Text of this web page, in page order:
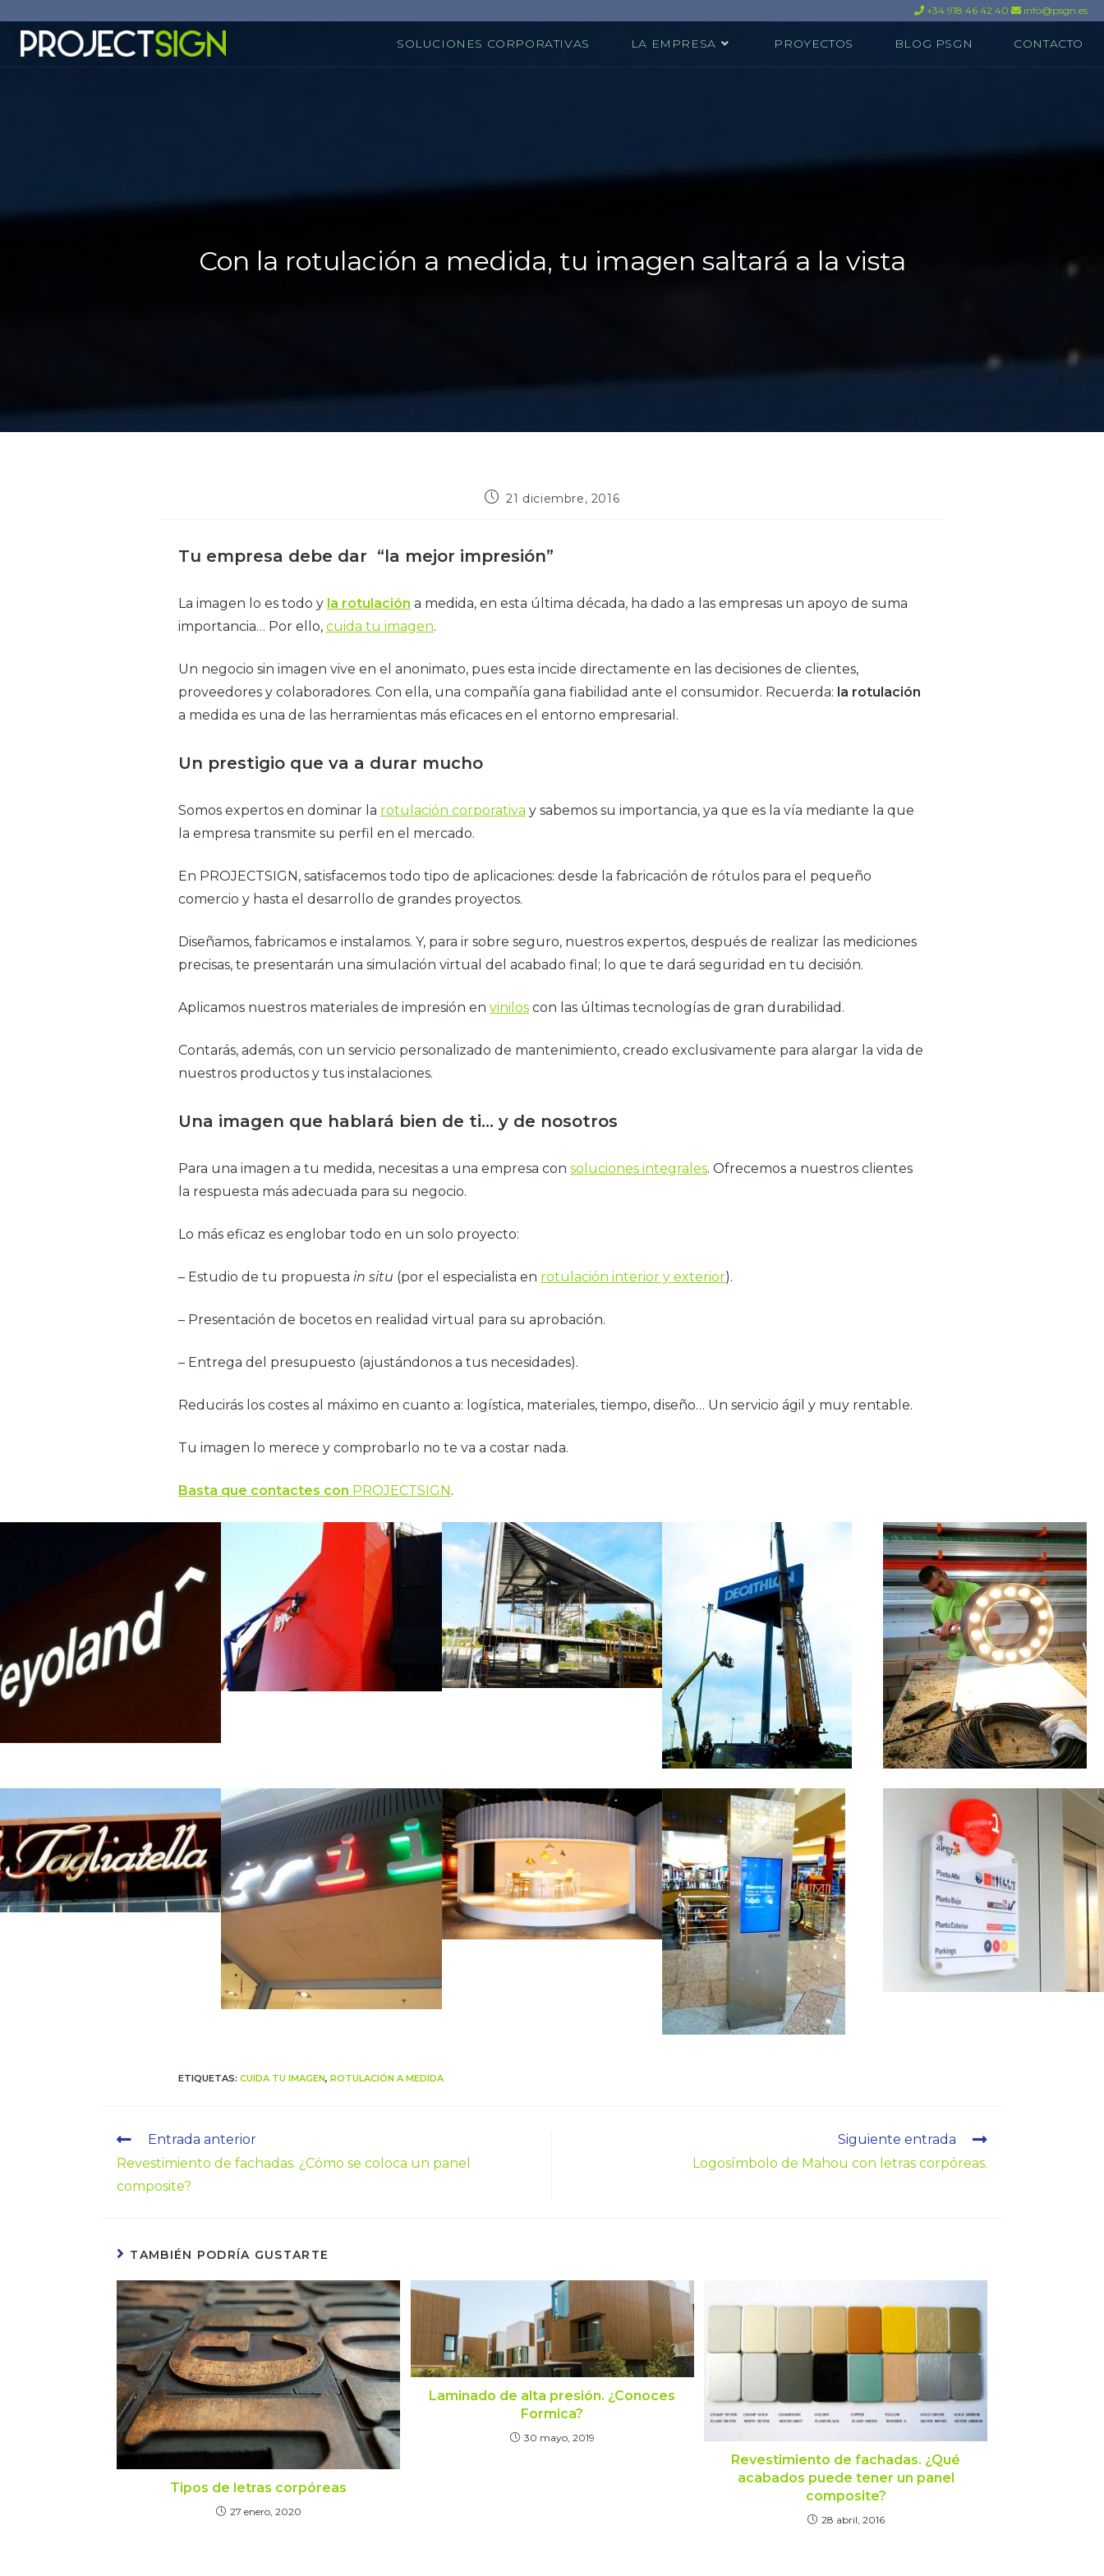
+34 918 46 42 40 info@psgn.es
SOLUCIONES CORPORATIVAS LA EMPRESA PROYECTOS BLOG PSGN CONTACTO
Con la rotulación a medida, tu imagen saltará a la vista
21 diciembre, 2016
Tu empresa debe dar “la mejor impresión”
La imagen lo es todo y la rotulación a medida, en esta última década, ha dado a las empresas un apoyo de suma
importancia… Por ello, cuida tu imagen.
Un negocio sin imagen vive en el anonimato, pues esta incide directamente en las decisiones de clientes,
proveedores y colaboradores. Con ella, una compañía gana fiabilidad ante el consumidor. Recuerda: la rotulación
a medida es una de las herramientas más eficaces en el entorno empresarial.
Un prestigio que va a durar mucho
Somos expertos en dominar la rotulación corporativa y sabemos su importancia, ya que es la vía mediante la que
la empresa transmite su perfil en el mercado.
En PROJECTSIGN, satisfacemos todo tipo de aplicaciones: desde la fabricación de rótulos para el pequeño
comercio y hasta el desarrollo de grandes proyectos.
Diseñamos, fabricamos e instalamos. Y, para ir sobre seguro, nuestros expertos, después de realizar las mediciones
precisas, te presentarán una simulación virtual del acabado final; lo que te dará seguridad en tu decisión.
Aplicamos nuestros materiales de impresión en vinilos con las últimas tecnologías de gran durabilidad.
Contarás, además, con un servicio personalizado de mantenimiento, creado exclusivamente para alargar la vida de
nuestros productos y tus instalaciones.
Una imagen que hablará bien de ti… y de nosotros
Para una imagen a tu medida, necesitas a una empresa con soluciones integrales. Ofrecemos a nuestros clientes
la respuesta más adecuada para su negocio.
Lo más eficaz es englobar todo en un solo proyecto:
– Estudio de tu propuesta in situ (por el especialista en rotulación interior y exterior).
– Presentación de bocetos en realidad virtual para su aprobación.
– Entrega del presupuesto (ajustándonos a tus necesidades).
Reducirás los costes al máximo en cuanto a: logística, materiales, tiempo, diseño… Un servicio ágil y muy rentable.
Tu imagen lo merece y comprobarlo no te va a costar nada.
Basta que contactes con PROJECTSIGN.
ETIQUETAS: CUIDA TU IMAGEN, ROTULACIÓN A MEDIDA
Entrada anterior
Revestimiento de fachadas. ¿Cómo se coloca un panel
composite?
Siguiente entrada
Logosímbolo de Mahou con letras corpóreas.
TAMBIÉN PODRÍA GUSTARTE
Tipos de letras corpóreas
27 enero, 2020
Laminado de alta presión. ¿Conoces
Formica?
30 mayo, 2019
Revestimiento de fachadas. ¿Qué
acabados puede tener un panel
composite?
28 abril, 2016